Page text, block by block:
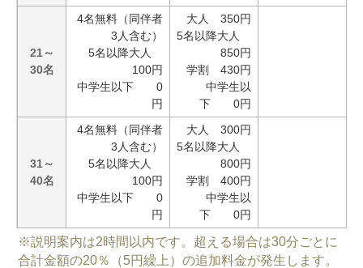
21～
30名
4名無料（同伴者
3人含む）
5名以降大人
100円
中学生以下 0
円
大人 350円
5名以降大人
850円
学割 430円
中学生以
下 0円
31～
40名
4名無料（同伴者
3人含む）
5名以降大人
100円
中学生以下 0
円
大人 300円
5名以降大人
800円
学割 400円
中学生以
下 0円
※説明案内は2時間以内です。超える場合は30分ごとに
合計金額の20％（5円繰上）の追加料金が発生します。